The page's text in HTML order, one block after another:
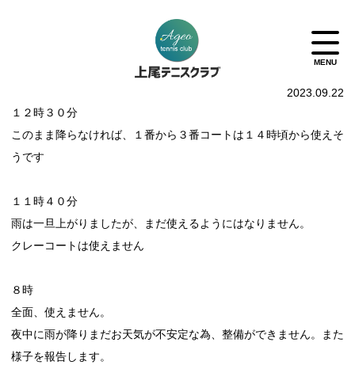
2023.09.22
１２時３０分
このまま降らなければ、１番から３番コートは１４時頃から使えそ
うです
１１時４０分
雨は一旦上がりましたが、まだ使えるようにはなりません。
クレーコートは使えません
８時
全面、使えません。
夜中に雨が降りまだお天気が不安定な為、整備ができません。また
様子を報告します。